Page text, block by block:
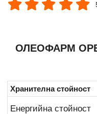
ОЛЕОФАРМ
Хранителна стойност
Енергийна стойност